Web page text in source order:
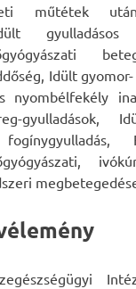
műtétek
gyulladásos
Idült
nyombélfekély
gyulladások,